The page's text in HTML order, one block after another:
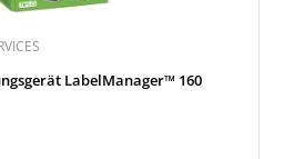
LabelManager™ 160